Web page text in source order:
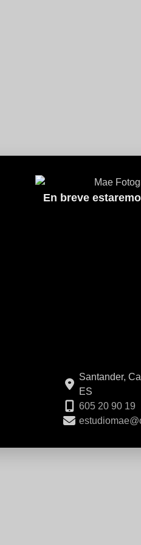
En breve
Santander,
ES
605 20 90 19